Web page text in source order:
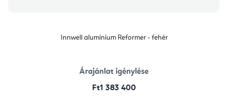
Innwell alumínium Reformer - fehér
Árajánlat igénylése
Ft1 383 400